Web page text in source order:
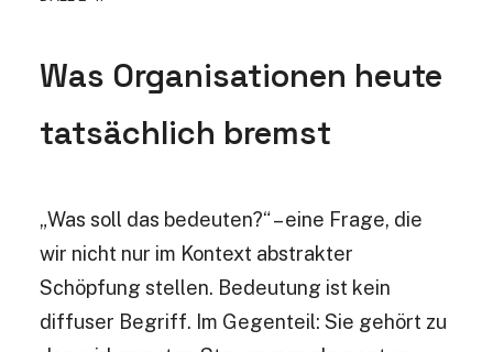
Was Organisationen heute
tatsächlich bremst
„Was soll das bedeuten?“ – eine Frage, die
wir nicht nur im Kontext abstrakter
Schöpfung stellen. Bedeutung ist kein
diffuser Begriff. Im Gegenteil: Sie gehört zu